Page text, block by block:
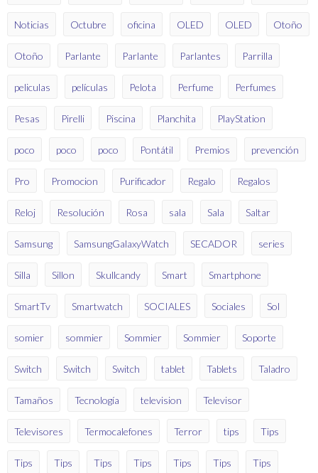
Noticias Octubre oficina OLED OLED Otoño
Otoño Parlante Parlante Parlantes Parrilla
peliculas películas Pelota Perfume Perfumes
Pesas Pirelli Piscina Planchita PlayStation
poco poco poco Pontátil Premios prevención
Pro Promocion Purificador Regalo Regalos
Reloj Resolución Rosa sala Sala Saltar
Samsung SamsungGalaxyWatch SECADOR series
Silla Sillon Skullcandy Smart Smartphone
SmartTv Smartwatch SOCIALES Sociales Sol
somier sommier Sommier Sommier Soporte
Switch Switch Switch tablet Tablets Taladro
Tamaños Tecnología television Televisor
Televisores Termocalefones Terror tips Tips
Tips Tips Tips Tips Tips Tips Tips